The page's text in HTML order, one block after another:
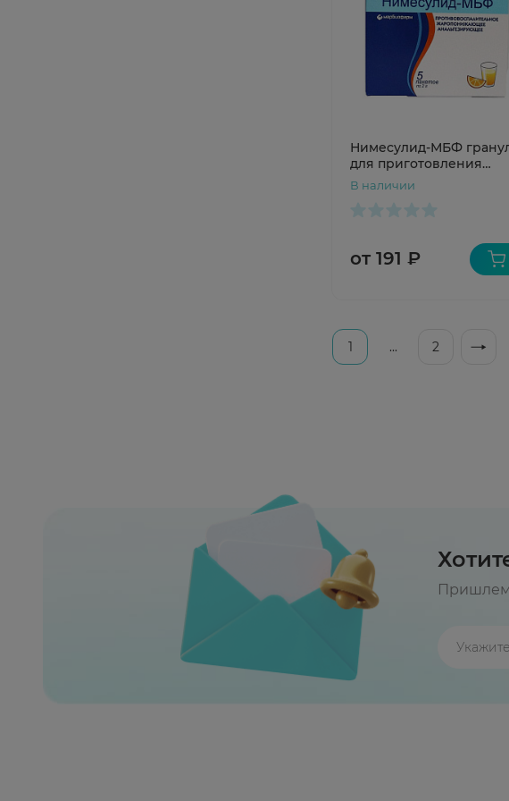
Нимесулид-МБФ
для приготовления
суспензии для приема
внутрь 100 мг пак. 2г
В наличии
от 191 ₽
1 ... 2
Пришлем